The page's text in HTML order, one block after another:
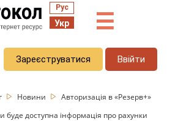
Рус
Укр ☰
Зареєструватися Ввійти
Новини
Авторизація в «Резерв+»
буде доступна інформація про рахунки